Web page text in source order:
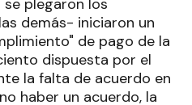
plegaron los
demás- iniciaron un
de pago de la
dispuesta por el
la falta de acuerdo en
haber un acuerdo, la